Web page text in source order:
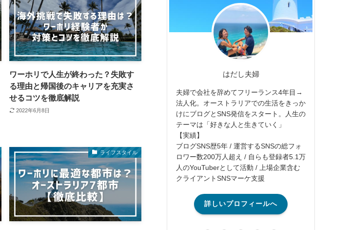
ワーホリで人生が終わった？失敗す
る理由と帰国後のキャリアを充実さ
せるコツを徹底解説
2022年6月8日
ライフスタイル
はだし夫婦
夫婦で会社を辞めてフリーランス4年目→
法人化。オーストラリアでの生活をきっか
けにブログとSNS発信をスタート。人生の
テーマは「好きな人と生きていく」
【実績】
ブログSNS歴5年 / 運営するSNSの総フォ
ロワー数200万人超え / 自らも登録者5.1万
人のYouTuberとして活動 / 上場企業含む
クライアントSNSマーケ支援
詳しいプロフィールへ